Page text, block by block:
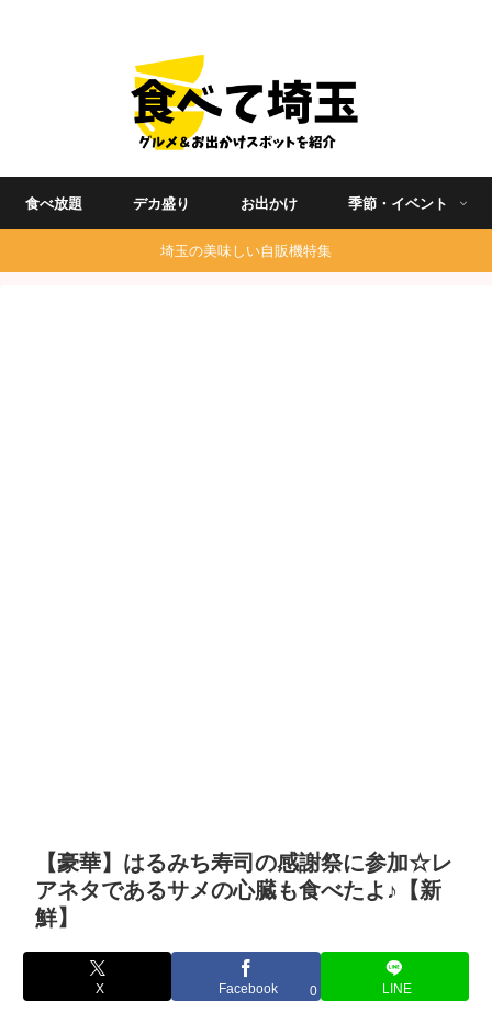
食べ放題 デカ盛り お出かけ 季節・イベント
埼玉の美味しい自販機特集
【豪華】はるみち寿司の感謝祭に参加☆レ
アネタであるサメの心臓も食べたよ♪【新
鮮】
X Facebook 0 LINE